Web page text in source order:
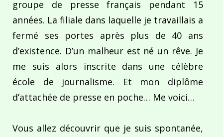
groupe de presse français pendant 15
années. La filiale dans laquelle je travaillais a
fermé ses portes après plus de 40 ans
d’existence. D’un malheur est né un rêve. Je
me suis alors inscrite dans une célèbre
école de journalisme. Et mon diplôme
d’attachée de presse en poche… Me voici…
Vous allez découvrir que je suis spontanée,